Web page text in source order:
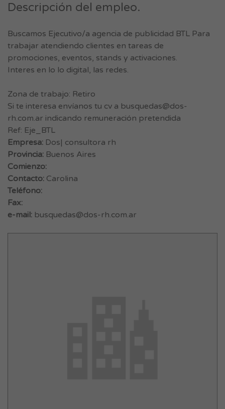
Descripción del empleo.
Buscamos Ejecutivo/a agencia de publicidad BTL Para
trabajar atendiendo clientes en tareas de
promociones, eventos, stands y activaciones.
Interes en lo lo digital, las redes.
Zona de trabajo: Retiro
Si te interesa envíanos tu cv a busquedas@dos-
rh.com.ar indicando remuneración pretendida
Ref: Eje_BTL
Empresa: Dos| consultora rh
Provincia: Buenos Aires
Comienzo:
Contacto: Carolina
Teléfono:
Fax:
e-mail: busquedas@dos-rh.com.ar